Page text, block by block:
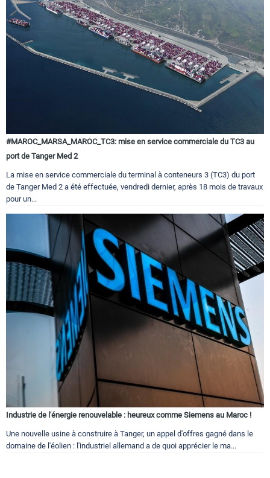
#MAROC_MARSA_MAROC_TC3: mise en service commerciale du TC3 au
port de Tanger Med 2
La mise en service commerciale du terminal à conteneurs 3 (TC3) du port
de Tanger Med 2 a été effectuée, vendredi dernier, après 18 mois de travaux
pour un...
Industrie de l'énergie renouvelable : heureux comme Siemens au Maroc !
Une nouvelle usine à construire à Tanger, un appel d'offres gagné dans le
domaine de l'éolien : l'industriel allemand a de quoi apprécier le ma...